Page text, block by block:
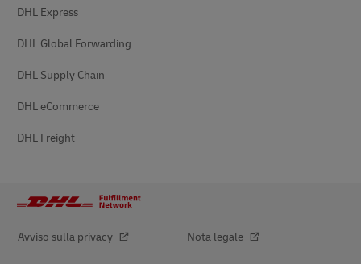
DHL Express
DHL Global Forwarding
DHL Supply Chain
DHL eCommerce
DHL Freight
Avviso sulla privacy Nota legale